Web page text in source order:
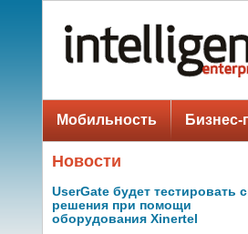
Мобильность
Новости
UserGate будет тестировать
решения при помощи
оборудования Xinertel